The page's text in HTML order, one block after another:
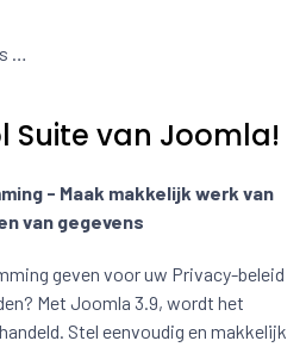
…
Suite van Joomla!
- Maak makkelijk werk van
van gegevens
geven voor uw Privacy-beleid
Met Joomla 3.9, wordt het
Stel eenvoudig en makkelijk